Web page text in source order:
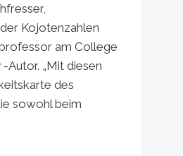
Kojotenzahlen
am College
„Mit diesen
des
sowohl beim